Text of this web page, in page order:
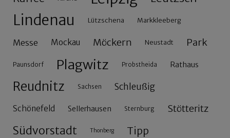
Lindenau Lützschena Markkleeberg
Messe Mockau Möckern Neustadt Park
Paunsdorf Plagwitz Probstheida Rathaus
Reudnitz Sachsen Schleußig
Schönefeld Sellerhausen Sternburg Stötteritz
Südvorstadt Thonberg Tipp